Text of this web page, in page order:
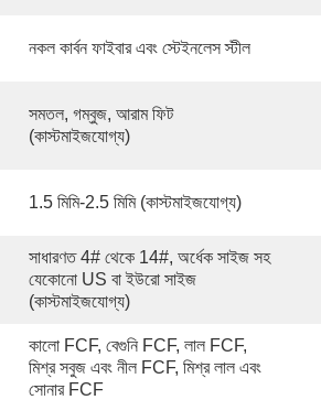
নকল কার্বন ফাইবার এবং স্টেইনলেস স্টীল
সমতল, গম্বুজ, আরাম ফিট
(কাস্টমাইজযোগ্য)
1.5 মিমি-2.5 মিমি (কাস্টমাইজযোগ্য)
সাধারণত 4# থেকে 14#, অর্ধেক সাইজ সহ
যেকোনো US বা ইউরো সাইজ
(কাস্টমাইজযোগ্য)
কালো FCF, বেগুনি FCF, লাল FCF,
মিশ্র সবুজ এবং নীল FCF, মিশ্র লাল এবং
সোনার FCF